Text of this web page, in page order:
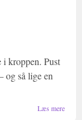
kroppen. Pust
og så lige en
Læs mere